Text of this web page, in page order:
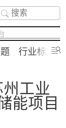
行业标准
工业
能项目